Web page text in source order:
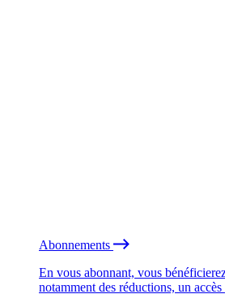
Abonnements
En vous abonnant, vous
notamment des réductions, un